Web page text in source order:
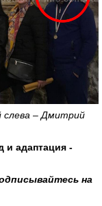
слева – Дмитрий
и адаптация -
на